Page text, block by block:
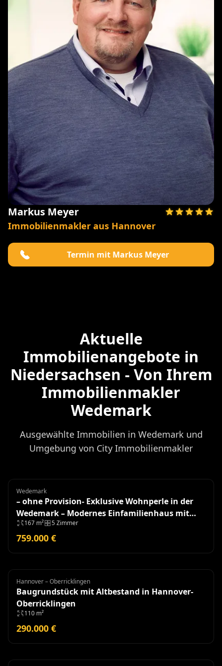
Markus Meyer
Immobilienmakler aus Hannover
Termin mit Markus Meyer
Aktuelle
Immobilienangebote in
Niedersachsen - Von Ihrem
Immobilienmakler
Wedemark
Ausgewählte Immobilien in Wedemark und
Umgebung von City Immobilienmakler
Einfamilienhaus
Wedemark
– ohne Provision- Exklusive Wohnperle in der
Wedemark – Modernes Einfamilienhaus mit
hochwertiger Ausstattung
167 m² 5 Zimmer
759.000 €
Grundstück
Hannover – Oberricklingen
Baugrundstück mit Altbestand in Hannover-
Oberricklingen
110 m²
290.000 €